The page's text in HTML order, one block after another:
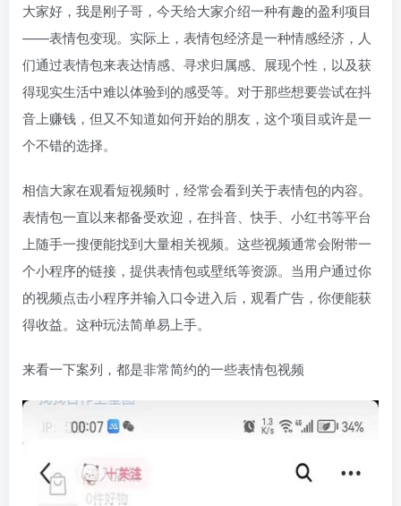
大家好，我是刚子哥，今天给大家介绍一种有趣的盈利项目
——表情包变现。实际上，表情包经济是一种情感经济，人
们通过表情包来表达情感、寻求归属感、展现个性，以及获
得现实生活中难以体验到的感受等。对于那些想要尝试在抖
音上赚钱，但又不知道如何开始的朋友，这个项目或许是一
个不错的选择。
相信大家在观看短视频时，经常会看到关于表情包的内容。
表情包一直以来都备受欢迎，在抖音、快手、小红书等平台
上随手一搜便能找到大量相关视频。这些视频通常会附带一
个小程序的链接，提供表情包或壁纸等资源。当用户通过你
的视频点击小程序并输入口令进入后，观看广告，你便能获
得收益。这种玩法简单易上手。
来看一下案列，都是非常简约的一些表情包视频